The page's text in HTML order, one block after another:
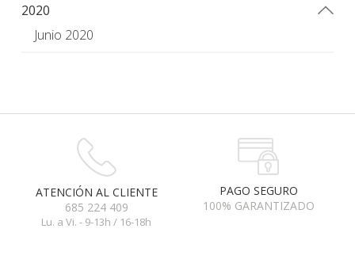
2020
Junio 2020
ATENCIÓN AL CLIENTE
685 224 409
Lu. a Vi. - 9-13h / 16-18h
PAGO SEGURO
100% GARANTIZADO